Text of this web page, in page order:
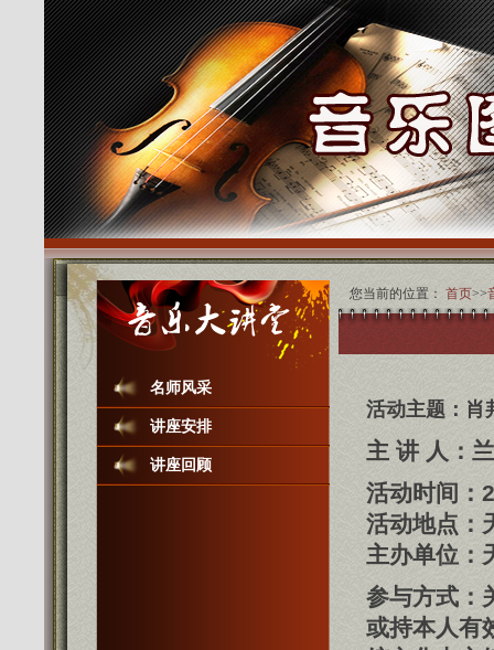
名师风采
讲座安排
讲座回顾
您当前的位置： 首页>>
活动主题：肖
主 讲 人：
活动时间：
活动地点：
主办单位：
参与方式：
或持本人有